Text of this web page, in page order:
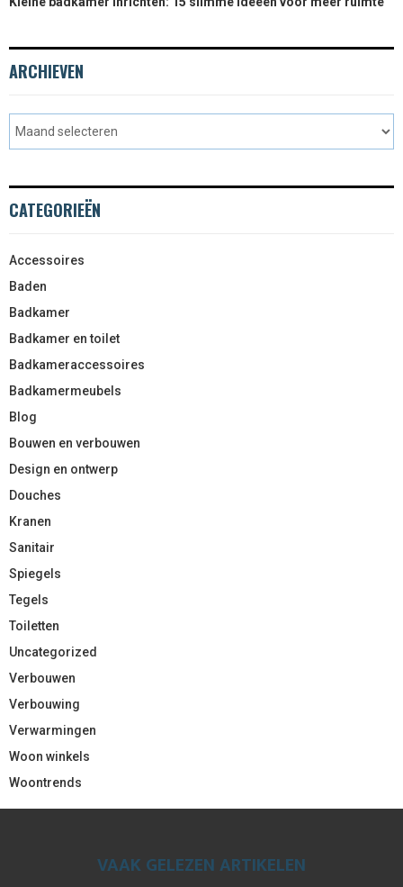
ARCHIEVEN
CATEGORIEËN
Accessoires
Baden
Badkamer
Badkamer en toilet
Badkameraccessoires
Badkamermeubels
Blog
Bouwen en verbouwen
Design en ontwerp
Douches
Kranen
Sanitair
Spiegels
Tegels
Toiletten
Uncategorized
Verbouwen
Verbouwing
Verwarmingen
Woon winkels
Woontrends
VAAK GELEZEN ARTIKELEN